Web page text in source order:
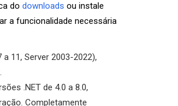
do downloads ou instale
a funcionalidade necessária
11, Server 2003-2022),
.NET de 4.0 a 8.0,
Completamente